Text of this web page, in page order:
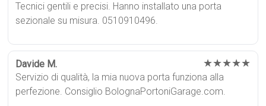
Tecnici gentili e precisi. Hanno installato una porta
sezionale su misura. 0510910496.
Davide M. ★★★★★
Servizio di qualità, la mia nuova porta funziona alla
perfezione. Consiglio BolognaPortoniGarage.com.